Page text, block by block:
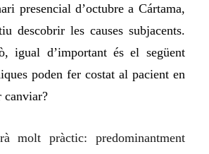
presencial d’octubre a Cártama,
descobrir les causes subjacents.
igual d’important és el següent
poden fer costat al pacient en
canviar?
molt pràctic: predominantment